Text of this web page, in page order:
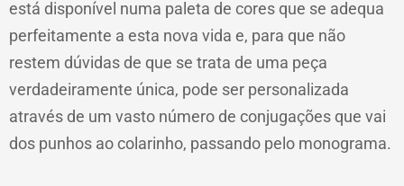
está disponível numa paleta de cores que se adequa
perfeitamente a esta nova vida e, para que não
restem dúvidas de que se trata de uma peça
verdadeiramente única, pode ser personalizada
através de um vasto número de conjugações que vai
dos punhos ao colarinho, passando pelo monograma.